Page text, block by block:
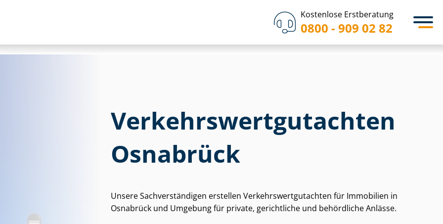
Kostenlose Erstberatung
0800 - 909 02 82
Ver­kehrs­wert­gut­ach­ten
Osnabrück
Unsere Sach­ver­stän­di­gen erstellen Ver­kehrs­wert­gut­ach­ten für Immobilien in
Osnabrück und Umgebung für private, gerichtliche und behördliche Anlässe.